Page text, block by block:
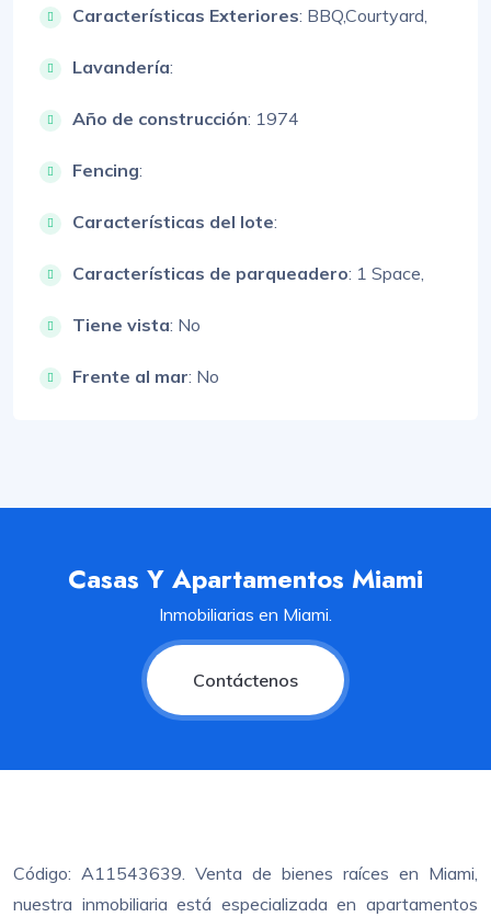
Características Exteriores: BBQ,Courtyard,
Lavandería:
Año de construcción: 1974
Fencing:
Características del lote:
Características de parqueadero: 1 Space,
Tiene vista: No
Frente al mar: No
Casas Y Apartamentos Miami
Inmobiliarias en Miami.
Contáctenos
Código: A11543639. Venta de bienes raíces en Miami,
nuestra inmobiliaria está especializada en apartamentos